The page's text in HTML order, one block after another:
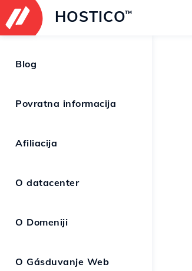
HOSTICO™
Blog
Povratna informacija
Afiliacija
O datacenter
O Domeniji
O Gásduvanje Web